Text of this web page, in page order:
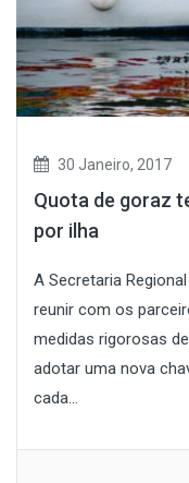
30 Janeiro, 2017
Quota de goraz
por ilha
A Secretaria
reunir com os
medidas rigorosas
adotar uma nova
cada...